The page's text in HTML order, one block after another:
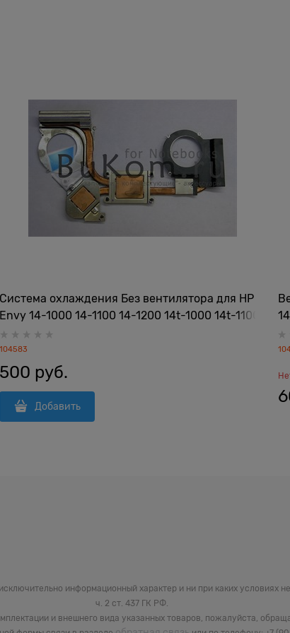
Система охлаждения Без вентилятора для HP
Envy 14-1000 14-1100 14-1200 14t-1000 14t-1100
608837-001 608378-001 657529-001
104583
500 руб.
Добавить
-
информационный характер и ни при каких условиях
ч. 2 ст. 437 ГК РФ.
и внешнего вида указанных товаров, пожалуйста,